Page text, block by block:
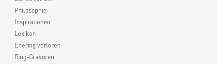
Philosophie
Inspirationen
Lexikon
Ehering verloren
Ring-Gravuren